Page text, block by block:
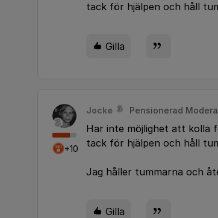
tack för hjälpen och håll
Gilla
+10
Jocke Pensionerad
Har inte möjlighet att kolla
tack för hjälpen och håll
Jag håller tummarna och
Gilla